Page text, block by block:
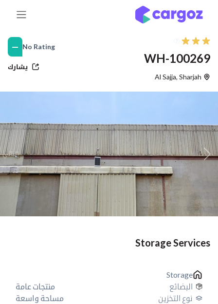
تخطي للذهاب إلى المحتوى
WH-100269
Al Sajja, Sharjah
No Rating
—
يشارك
Previous التالي
Storage Services
Storage
البضائع
منتجات عامة
نوع التخزين
مساحة واسعة